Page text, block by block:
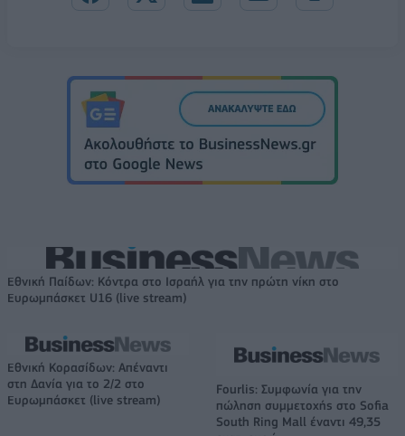
Εθνική Παίδων: Κόντρα στο Ισραήλ για την πρώτη νίκη στο
Ευρωμπάσκετ U16 (live stream)
Εθνική Κορασίδων: Απέναντι
στη Δανία για το 2/2 στο
Ευρωμπάσκετ (live stream)
Fourlis: Συμφωνία για την
πώληση συμμετοχής στο Sofia
South Ring Mall έναντι 49,35